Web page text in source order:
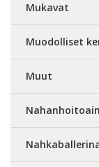
Mukavat
Muodolliset
Muut